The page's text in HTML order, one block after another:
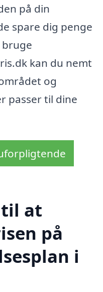
på din
spare dig penge
kan du nemt
og
passer til dine
til at
på
i